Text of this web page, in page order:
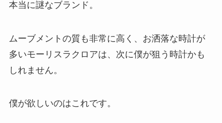
本当に謎なブランド。
ムーブメントの質も非常に高く、お洒落な時計が
多いモーリスラクロアは、次に僕が狙う時計かも
しれません。
僕が欲しいのはこれです。